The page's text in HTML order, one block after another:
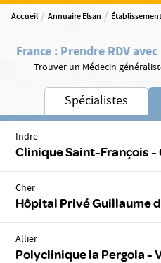
Accueil / Annuaire Elsan /
France : Prendre RDV
Trouver un Médecin
Spécialistes
Indre
Clinique Saint-François -
Cher
Hôpital Privé Guillaume
Allier
Polyclinique la Pergola -